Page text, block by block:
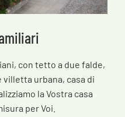
con tetto a due falde,
villetta urbana, casa di
la Vostra casa
per Voi.